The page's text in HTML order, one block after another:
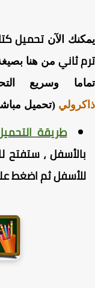
الآن
ثاني
وسريع
(تحميل مباشر
طريقة التحميل:
، ستفتح لك
ثم اضغط على